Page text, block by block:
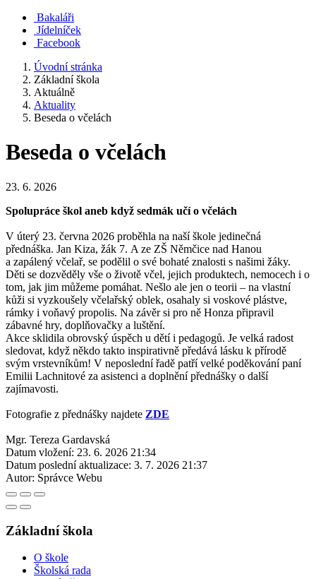
Bakaláři
Jídelníček
Facebook
Úvodní stránka
Základní škola
Aktuálně
Aktuality
Beseda o včelách
Beseda o včelách
23. 6. 2026
Spolupráce škol aneb když sedmák učí o včelách
V úterý 23. června 2026 proběhla na naší škole jedinečná
přednáška. Jan Kiza, žák 7. A ze ZŠ Němčice nad Hanou
a zapálený včelař, se podělil o své bohaté znalosti s našimi žáky.
Děti se dozvěděly vše o životě včel, jejich produktech, nemocech i o
tom, jak jim můžeme pomáhat. Nešlo ale jen o teorii – na vlastní
kůži si vyzkoušely včelařský oblek, osahaly si voskové plástve,
rámky i voňavý propolis. Na závěr si pro ně Honza připravil
zábavné hry, doplňovačky a luštění.
Akce sklidila obrovský úspěch u dětí i pedagogů. Je velká radost
sledovat, když někdo takto inspirativně předává lásku k přírodě
svým vrstevníkům! V neposlední řadě patří velké poděkování paní
Emilii Lachnitové za asistenci a doplnění přednášky o další
zajímavosti.
Fotografie z přednášky najdete ZDE
Mgr. Tereza Gardavská
Datum vložení: 23. 6. 2026 21:34
Datum poslední aktualizace: 3. 7. 2026 21:37
Autor: Správce Webu
Základní škola
O škole
Školská rada